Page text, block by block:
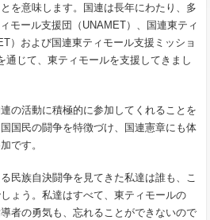
を意味します。国連は長年にわたり、多
モール支援団（ UNAMET）、国連東ティ
）および国連東ティモール支援ミッショ
通じて、東ティモールを支援してきまし
の活動に積極的に参加してくれることを
国民の闘争を特徴づけ、国連憲章にも体
です。
民族自決闘争を見てきた私達は誰も、こ
ょう。私達はすべて、東ティモールの
者の勇気も、忘れることができないので